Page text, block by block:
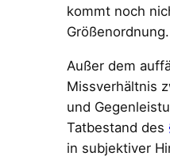
kommt noch
Größenordnung.
Außer dem
Missverhältnis
und
Tatbestand des
in subjektiver